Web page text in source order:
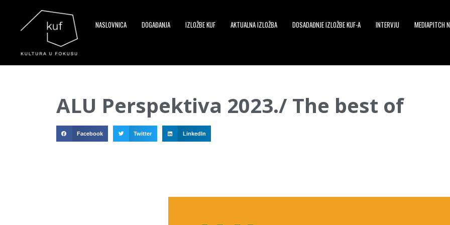
NASLOVNICA DOGAĐANJA IZLOŽBE KUF AKTUALNA IZLOŽBA DOSADAĐNJE IZLOŽBE KUF-A INTERVJU MEDIAPITCH
ALU Perspektiva 2023./ The best of
Facebook Twitter LinkedIn